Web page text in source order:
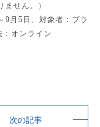
せん。）
月5日、対象者：ブラ
オンライン
次の記事